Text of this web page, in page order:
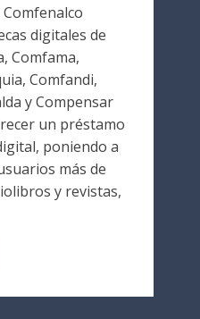
digitales de
Comfama,
Comfandi,
y Compensar
un préstamo
poniendo a
más de
y revistas,